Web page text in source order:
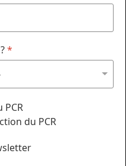
*
PCR
du PCR